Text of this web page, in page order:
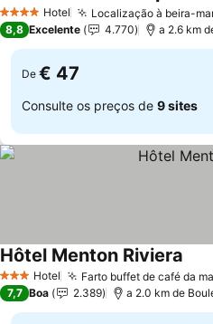
4 EstrelasHotel Localização à beira-
8,8 Excelente 4.770 a 2.6 km
De € 47
Consulte os preços de 9 sites
3 EstrelasHotel Farto buffet de café da
Hôtel Menton Riviera
7,7 Boa 2.389 a 2.0 km de